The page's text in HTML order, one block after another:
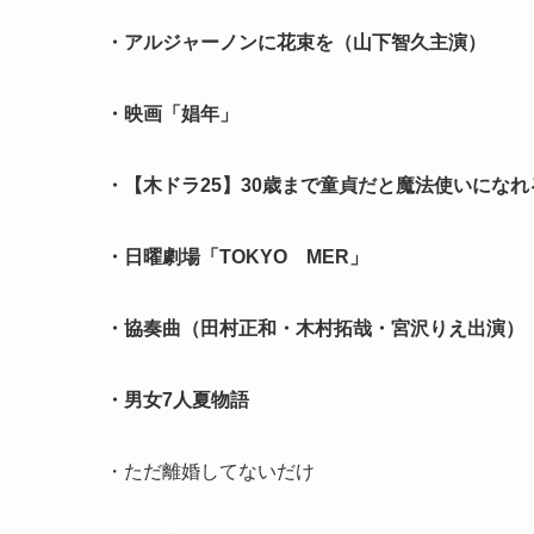
・アルジャーノンに花束を（山下智久主演）
・映画「娼年」
・【木ドラ25】30歳まで童貞だと魔法使いになれ
・日曜劇場「TOKYO MER」
・協奏曲（田村正和・木村拓哉・宮沢りえ出演）
・男女7人夏物語
・ただ離婚してないだけ